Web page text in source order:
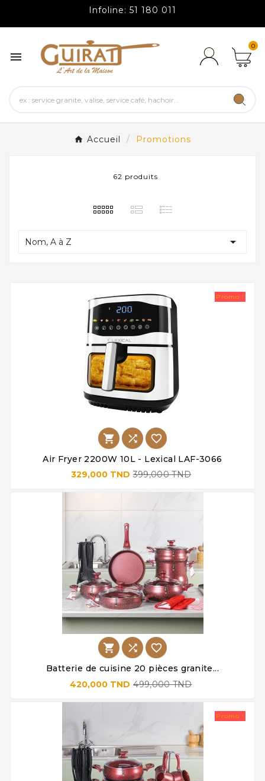
Infoline: 51 180 011

0
Accueil Promotions
62 produits
Nom, A à Z 
Promo !
  
Air Fryer 2200W 10L - Lexical LAF-3066
329,000 TND 399,000 TND
  
Batterie de cuisine 20 pièces granite...
420,000 TND 499,000 TND
Promo !